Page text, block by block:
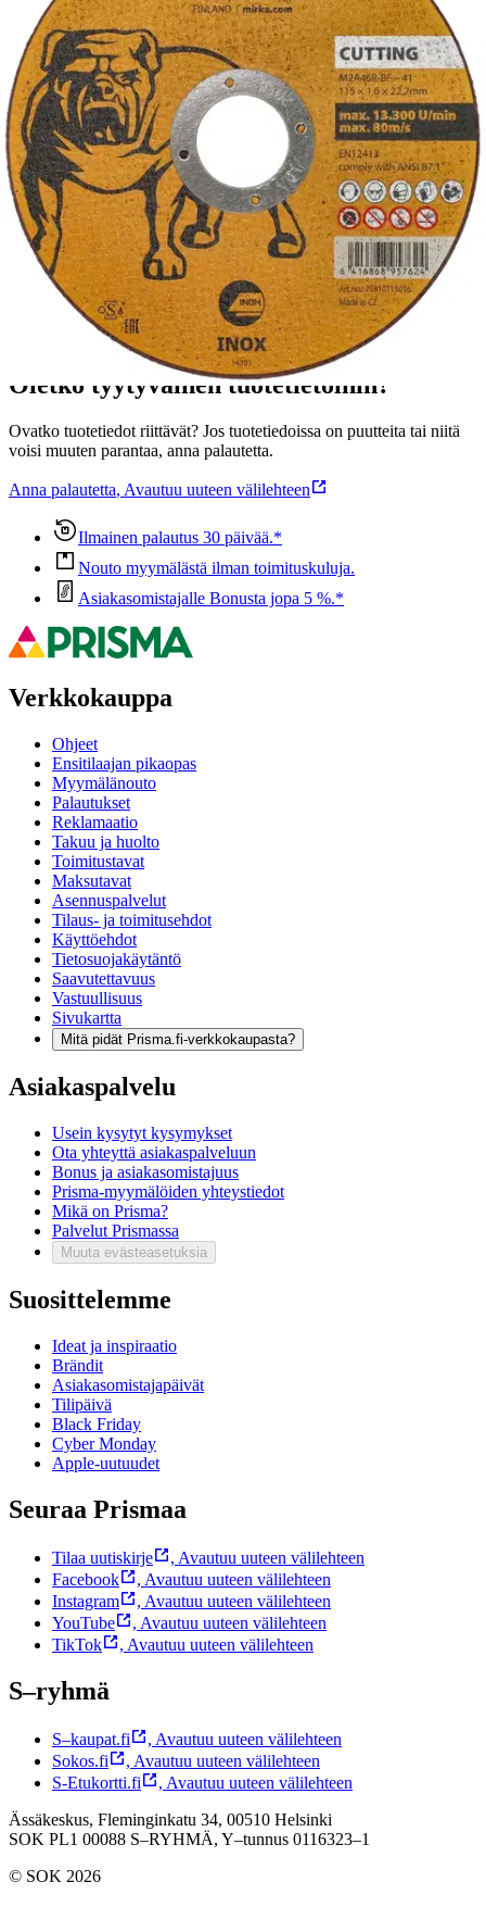
Tuotekuvaus
Mirka katkaisulaikka ruostumattoman teräksen (Inox) ja teräksen eri
laatujen katkaisuun. Pitkä käyttöikä ja erinomainen katkaisu. Sopii
profiilien, putkien, tankojen ja muiden metalliosien katkaisuun. Ei
muodosta ruostetta katkaistaessa ruostumatonta terästä.
Ominaisuudet
Oletko tyytyväinen tuotetietoihin?
Ovatko tuotetiedot riittävät? Jos tuotetiedoissa on puutteita tai niitä
voisi muuten parantaa, anna palautetta.
Anna palautetta, Avautuu uuteen välilehteen
Ilmainen palautus 30 päivää.*
Nouto myymälästä ilman toimituskuluja.
Asiakasomistajalle Bonusta jopa 5 %.*
Verkkokauppa
Ohjeet
Ensitilaajan pikaopas
Myymälänouto
Palautukset
Reklamaatio
Takuu ja huolto
Toimitustavat
Maksutavat
Asennuspalvelut
Tilaus- ja toimitusehdot
Käyttöehdot
Tietosuojakäytäntö
Saavutettavuus
Vastuullisuus
Sivukartta
Mitä pidät Prisma.fi-verkkokaupasta?
Asiakaspalvelu
Usein kysytyt kysymykset
Ota yhteyttä asiakaspalveluun
Bonus ja asiakasomistajuus
Prisma-myymälöiden yhteystiedot
Mikä on Prisma?
Palvelut Prismassa
Muuta evästeasetuksia
Suosittelemme
Ideat ja inspiraatio
Brändit
Asiakasomistajapäivät
Tilipäivä
Black Friday
Cyber Monday
Apple-uutuudet
Seuraa Prismaa
Tilaa uutiskirje , Avautuu uuteen välilehteen
Facebook
, Avautuu uuteen välilehteen
Instagram
, Avautuu uuteen välilehteen
YouTube
, Avautuu uuteen välilehteen
TikTok
, Avautuu uuteen välilehteen
S–ryhmä
S–kaupat.fi , Avautuu uuteen välilehteen
Sokos.fi
, Avautuu uuteen välilehteen
S-Etukortti.fi
, Avautuu uuteen välilehteen
Ässäkeskus, Fleminginkatu 34, 00510 Helsinki
SOK PL1 00088 S–RYHMÄ, Y–tunnus 0116323–1
© SOK 2026